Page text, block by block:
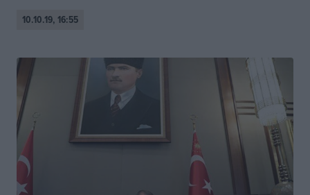
10.10.19, 16:55